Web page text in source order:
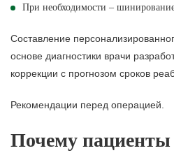
При необходимости –
Составление
основе диагностики врачи
коррекции с прогнозом сроков
Рекомендации перед операцией.
Почему